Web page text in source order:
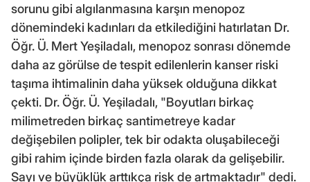
sorunu gibi algılanmasına karşın menopoz
dönemindeki kadınları da etkilediğini hatırlatan Dr.
Öğr. Ü. Mert Yeşiladalı, menopoz sonrası dönemde
daha az görülse de tespit edilenlerin kanser riski
taşıma ihtimalinin daha yüksek olduğuna dikkat
çekti. Dr. Öğr. Ü. Yeşiladalı, "Boyutları birkaç
milimetreden birkaç santimetreye kadar
değişebilen polipler, tek bir odakta oluşabileceği
gibi rahim içinde birden fazla olarak da gelişebilir.
Sayı ve büyüklük arttıkça risk de artmaktadır" dedi.